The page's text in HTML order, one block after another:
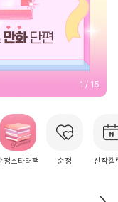
2 / 15
정스타터팩 순정 신작캘